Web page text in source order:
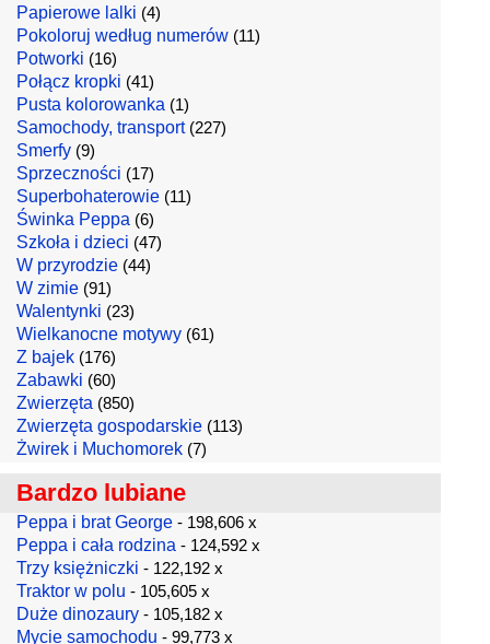
Papierowe lalki (4)
Pokoloruj według numerów (11)
Potworki (16)
Połącz kropki (41)
Pusta kolorowanka (1)
Samochody, transport(227)
Smerfy (9)
Sprzeczności (17)
Superbohaterowie (11)
Świnka Peppa (6)
Szkoła i dzieci (47)
W przyrodzie (44)
W zimie (91)
Walentynki (23)
Wielkanocne motywy (61)
Z bajek (176)
Zabawki (60)
Zwierzęta (850)
Zwierzęta gospodarskie (113)
Żwirek i Muchomorek (7)
Bardzo lubiane
Peppa i brat George - 198,606 x
Peppa i cała rodzina - 124,592 x
Trzy księżniczki - 122,192 x
Traktor w polu - 105,605 x
Duże dinozaury - 105,182 x
Mycie samochodu - 99,773 x